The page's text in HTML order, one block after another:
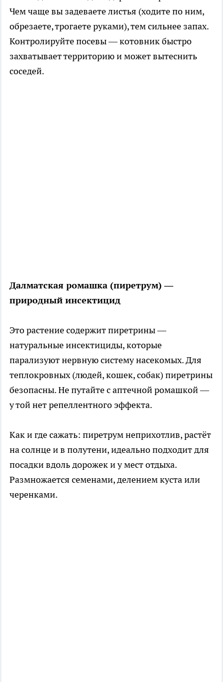
Чем чаще вы задеваете листья (ходите по ним,
обрезаете, трогаете руками), тем сильнее запах.
Контролируйте посевы — котовник быстро
захватывает территорию и может вытеснить
соседей.
Далматская ромашка (пиретрум) —
природный инсектицид
Это растение содержит пиретрины —
натуральные инсектициды, которые
парализуют нервную систему насекомых. Для
теплокровных (людей, кошек, собак) пиретрины
безопасны. Не путайте с аптечной ромашкой —
у той нет репеллентного эффекта.
Как и где сажать: пиретрум неприхотлив, растёт
на солнце и в полутени, идеально подходит для
посадки вдоль дорожек и у мест отдыха.
Размножается семенами, делением куста или
черенками.